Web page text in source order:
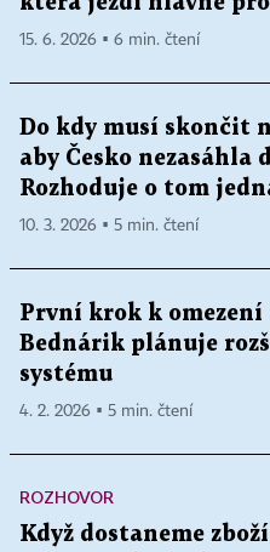
15. 6. 2026 ▪ 6 min. čtení
Do kdy musí skončit
aby Česko nezasáhla
Rozhoduje o tom
10. 3. 2026 ▪ 5 min. čtení
První krok k
Bednárik plánuje
systému
4. 2. 2026 ▪ 5 min. čtení
ROZHOVOR
Když dostaneme